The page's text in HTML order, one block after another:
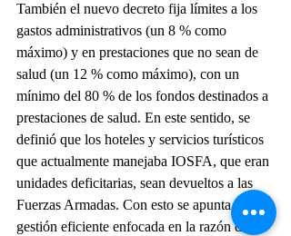
También el nuevo decreto fija límites a los
gastos administrativos (un 8 % como
máximo) y en prestaciones que no sean de
salud (un 12 % como máximo), con un
mínimo del 80 % de los fondos destinados a
prestaciones de salud. En este sentido, se
definió que los hoteles y servicios turísticos
que actualmente manejaba IOSFA, que eran
unidades deficitarias, sean devueltos a las
Fuerzas Armadas. Con esto se apunta a una
gestión eficiente enfocada en la razón de ser